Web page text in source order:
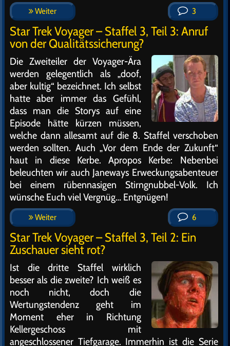
Weiter 3
Star Trek Voyager – Staffel 3, Teil 3: Anruf
von der Qualitätssicherung?
Die Zweiteiler der Voyager-Ära
werden gelegentlich als „doof,
aber kultig“ bezeichnet. Ich selbst
hatte aber immer das Gefühl,
dass man die Storys auf eine
Episode hätte kürzen müssen,
welche dann allesamt auf die 8. Staffel verschoben
werden sollten. Auch „Vor dem Ende der Zukunft“
haut in diese Kerbe. Apropos Kerbe: Nebenbei
beleuchten wir auch Janeways Erweckungsabenteuer
bei einem rübennasigen Stirngnubbel-Volk. Ich
wünsche Euch viel Vergnüg… Entgnügen!
Weiter 6
Star Trek Voyager – Staffel 3, Teil 2: Ein
Zuschauer sieht rot?
Ist die dritte Staffel wirklich
besser als die zweite? Ich weiß es
noch nicht, doch die
Wertungstendenz geht im
Moment eher in Richtung
Kellergeschoss mit
angeschlossener Tiefgarage. Immerhin ist die Serie